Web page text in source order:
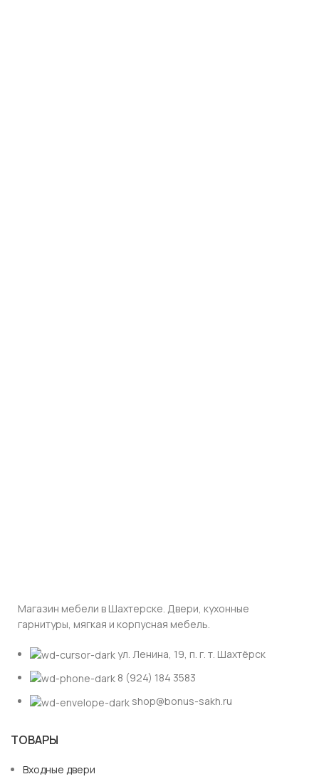
Магазин мебели в Шахтерске. Двери, кухонные
гарнитуры, мягкая и корпусная мебель.
ул. Ленина, 19, п. г. т. Шахтёрск
8 (924) 184 3583
shop@bonus-sakh.ru
ТОВАРЫ
Входные двери